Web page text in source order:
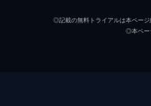
◎記載の無料トライアルは本ペー
◎本ペー